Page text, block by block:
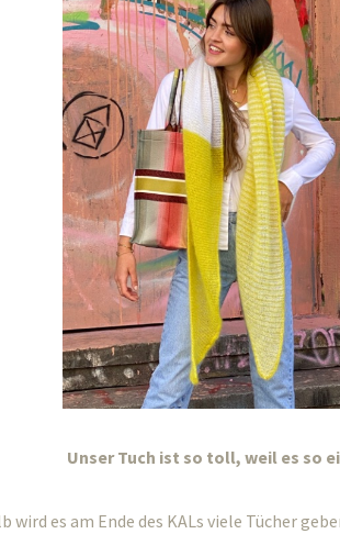
Unser Tuch ist so toll, weil es so
wird es am Ende des KALs viele Tücher